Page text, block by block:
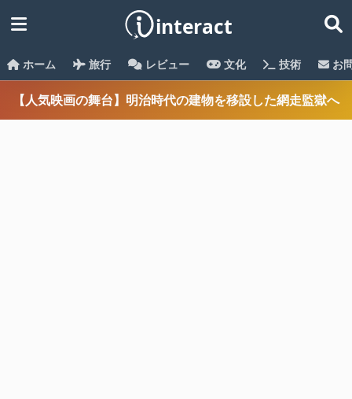
ホーム 旅行 レビュー 文化 技術 お
【人気映画の舞台】明治時代の建物を移設した網走監獄へ